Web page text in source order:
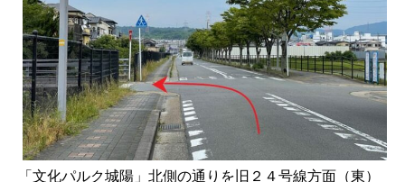
「文化パルク城陽」北側の通りを旧２４号線方面（東）